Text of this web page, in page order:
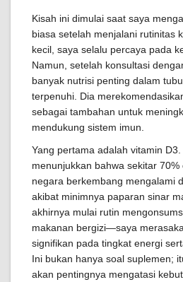
Kisah ini dimulai saat saya
biasa setelah menjalani rutinitas
kecil, saya selalu percaya pada
Namun, setelah konsultasi
banyak nutrisi penting dalam
terpenuhi. Dia
sebagai tambahan untuk
mendukung sistem imun.
Yang pertama adalah vitamin
menunjukkan bahwa sekitar
negara berkembang mengalami
akibat minimnya paparan sinar
akhirnya mulai rutin
makanan bergizi—saya
signifikan pada tingkat energi
Ini bukan hanya soal suplemen;
akan pentingnya mengatasi